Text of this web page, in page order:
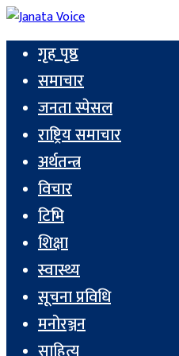
गृह पृष्ठ
समाचार
जनता स्पेसल
राष्ट्रिय समाचार
अर्थतन्त्र
विचार
टिभि
शिक्षा
स्वास्थ्य
सूचना प्रविधि
मनोरञ्जन